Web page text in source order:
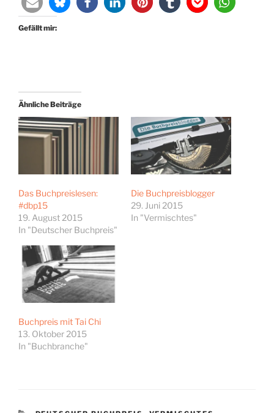
Gefällt mir:
Ähnliche Beiträge
Das Buchpreislesen:
#dbp15
19. August 2015
In "Deutscher Buchpreis"
Die Buchpreisblogger
29. Juni 2015
In "Vermischtes"
Buchpreis mit Tai Chi
13. Oktober 2015
In "Buchbranche"